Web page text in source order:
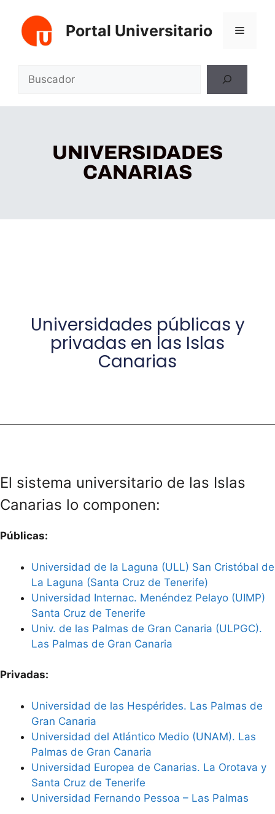
Portal Universitario
UNIVERSIDADES
CANARIAS
Universidades públicas y
privadas en las Islas
Canarias
El sistema universitario de las Islas
Canarias lo componen:
Públicas:
Universidad de la Laguna (ULL) San Cristóbal de
La Laguna (Santa Cruz de Tenerife)
Universidad Internac. Menéndez Pelayo (UIMP)
Santa Cruz de Tenerife
Univ. de las Palmas de Gran Canaria (ULPGC).
Las Palmas de Gran Canaria
Privadas:
Universidad de las Hespérides. Las Palmas de
Gran Canaria
Universidad del Atlántico Medio (UNAM). Las
Palmas de Gran Canaria
Universidad Europea de Canarias. La Orotava y
Santa Cruz de Tenerife
Universidad Fernando Pessoa – Las Palmas